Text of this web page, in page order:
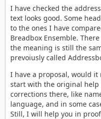
I have checked the
text looks good. Some
to the ones I have
Breadbox Ensemble.
the meaning is still the
prevoiusly called
I have a proposal, would
start with the original
corrections there, like
language, and in some
Still, I will help you in